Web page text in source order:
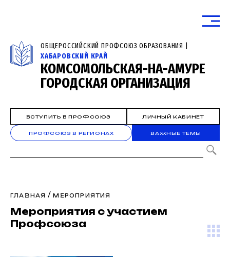
ОБЩЕРОССИЙСКИЙ ПРОФСОЮЗ ОБРАЗОВАНИЯ |
ХАБАРОВСКИЙ КРАЙ
КОМСОМОЛЬСКАЯ-НА-АМУРЕ
ГОРОДСКАЯ ОРГАНИЗАЦИЯ
ВСТУПИТЬ В ПРОФСОЮЗ ЛИЧНЫЙ КАБИНЕТ
ПРОФСОЮЗ В РЕГИОНАХ ВАЖНЫЕ ТЕМЫ
ГЛАВНАЯ /МЕРОПРИЯТИЯ
Мероприятия с участием
Профсоюза